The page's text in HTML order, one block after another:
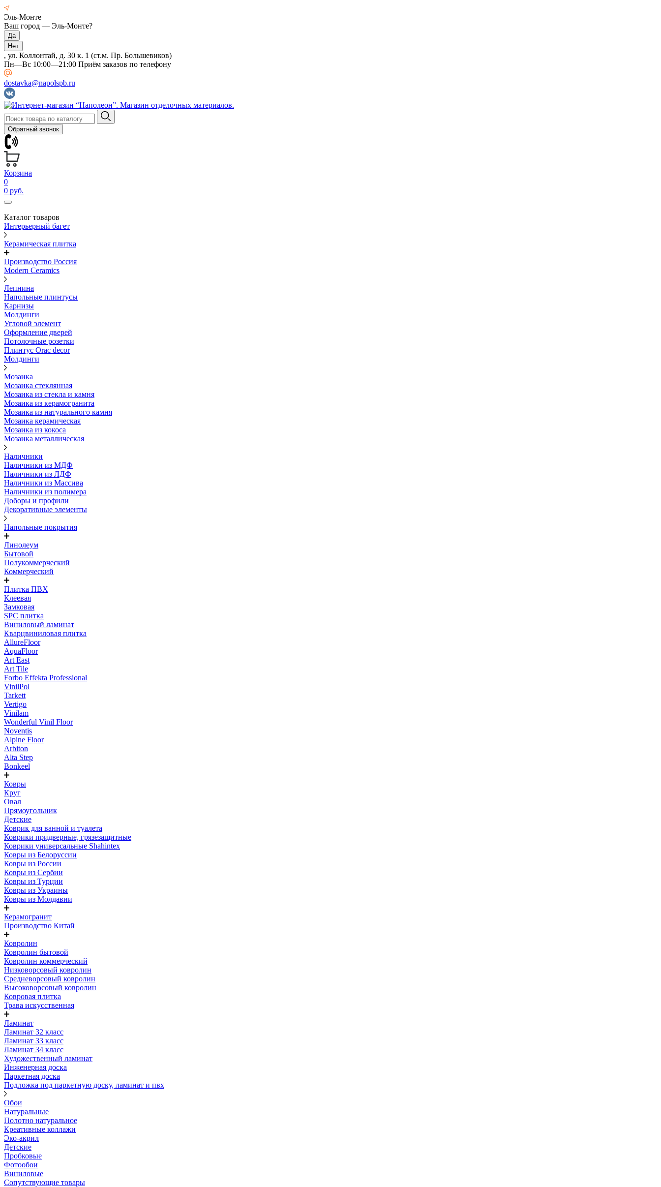
Эль-Монте
Ваш город — Эль-Монте?
, ул. Коллонтай, д. 30 к. 1 (ст.м. Пр. Большевиков)
Пн—Вс 10:00—21:00 Приём заказов по телефону
dostavka@napolspb.ru
Обратный звонок
Корзина
0
0 руб.
Каталог товаров
Интерьерный багет
Керамическая плитка
Производство Россия
Modern Ceramics
Лепнина
Напольные плинтусы
Карнизы
Молдинги
Угловой элемент
Оформление дверей
Потолочные розетки
Плинтус Orac decor
Молдинги
Мозаика
Мозаика стеклянная
Мозаика из стекла и камня
Мозаика из керамогранита
Мозаика из натурального камня
Мозаика керамическая
Мозаика из кокоса
Мозаика металлическая
Наличники
Наличники из МДФ
Наличники из ЛДФ
Наличники из Массива
Наличники из полимера
Доборы и профили
Декоративные элементы
Напольные покрытия
Линолеум
Бытовой
Полукоммерческий
Коммерческий
Плитка ПВХ
Клеевая
Замковая
SPC плитка
Виниловый ламинат
Кварцвиниловая плитка
AllureFloor
AquaFloor
Art East
Art Tile
Forbo Effekta Professional
VinilPol
Tarkett
Vertigo
Vinilam
Wonderful Vinil Floor
Noventis
Alpine Floor
Arbiton
Alta Step
Bonkeel
Ковры
Круг
Овал
Прямоугольник
Детские
Коврик для ванной и туалета
Коврики придверные, грязезащитные
Коврики универсальные Shahintex
Ковры из Белоруссии
Ковры из России
Ковры из Сербии
Ковры из Турции
Ковры из Украины
Ковры из Молдавии
Керамогранит
Производство Китай
Ковролин
Ковролин бытовой
Ковролин коммерческий
Низковорсовый ковролин
Средневорсовый ковролин
Высоковорсовый ковролин
Ковровая плитка
Трава искусственная
Ламинат
Ламинат 32 класс
Ламинат 33 класс
Ламинат 34 класс
Художественный ламинат
Инженерная доска
Паркетная доска
Подложка под паркетную доску, ламинат и пвх
Обои
Натуральные
Полотно натуральное
Креативные коллажи
Эко-акрил
Детские
Пробковые
Фотообои
Виниловые
Сопутствующие товары